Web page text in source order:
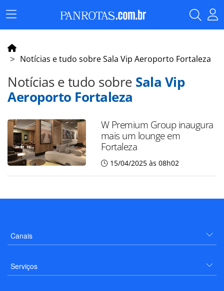
Menu
Principal
Notícias e tudo sobre Sala Vip Aeroporto Fortaleza
Notícias e tudo sobre Sala Vip
Aeroporto Fortaleza
W Premium Group inaugura
mais um lounge em
Fortaleza
15/04/2025 às 08h02
Canais
Serviços